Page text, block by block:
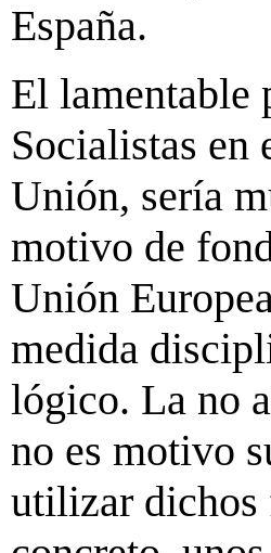
España.
El lamentable
Socialistas en
Unión, sería
motivo de
Unión
medida
lógico. La no
no es motivo
utilizar dichos